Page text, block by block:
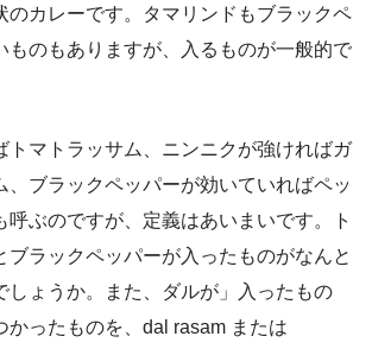
のカレーです。タマリンドもブラックペ
ものもありますが、入るものが一般的で
トマトラッサム、ニンニクが強ければガ
、ブラックペッパーが効いていればペッ
呼ぶのですが、定義はあいまいです。ト
ブラックペッパーが入ったものがなんと
しょうか。また、ダルが」入ったもの
かったものを、dal rasam または